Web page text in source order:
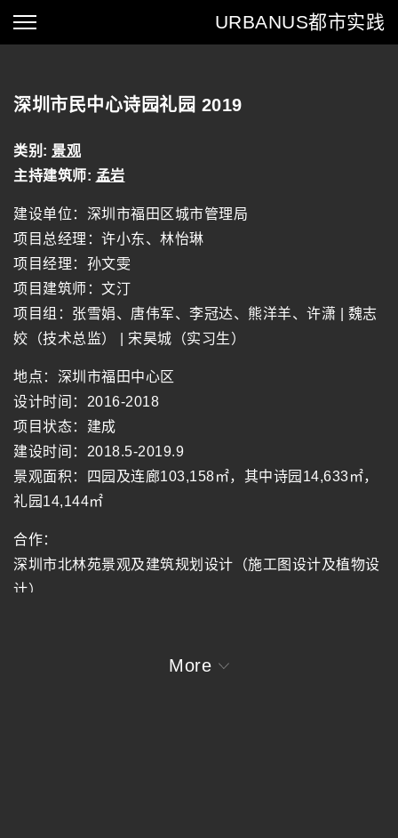
URBANUS都市实践
深圳市民中心诗园礼园 2019
类别: 景观
主持建筑师: 孟岩
建设单位：深圳市福田区城市管理局
项目总经理：许小东、林怡琳
项目经理：孙文雯
项目建筑师：文汀
项目组：张雪娟、唐伟军、李冠达、熊洋羊、许潇 | 魏志
姣（技术总监） | 宋昊城（实习生）
地点：深圳市福田中心区
设计时间：2016-2018
项目状态：建成
建设时间：2018.5-2019.9
景观面积：四园及连廊103,158㎡，其中诗园14,633㎡，
礼园14,144㎡
合作：
深圳市北林苑景观及建筑规划设计（施工图设计及植物设
计）
施工单位：深圳市铁汉生态环境股份有限公司
More